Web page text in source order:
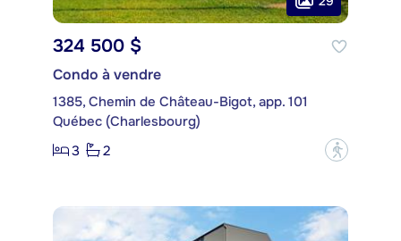
324 500 $
Condo à vendre
1385, Chemin de Château-Bigot, app. 101
Québec (Charlesbourg)
3
2 ?